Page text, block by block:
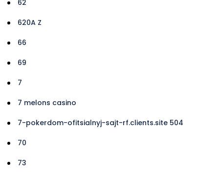
62
620A Z
66
69
7
7 melons casino
7-pokerdom-ofitsialnyj-sajt-rf.clients.site 504
70
73